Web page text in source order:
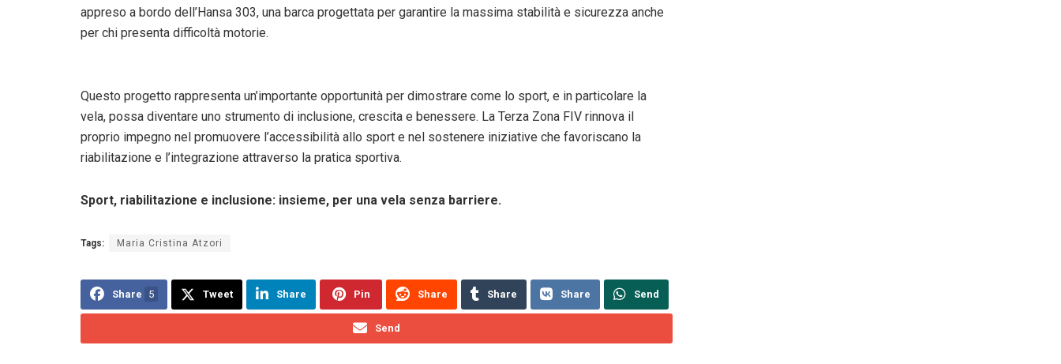
appreso a bordo dell’Hansa 303, una barca progettata per garantire la massima stabilità e sicurezza anche
per chi presenta difficoltà motorie.
Questo progetto rappresenta un’importante opportunità per dimostrare come lo sport, e in particolare la
vela, possa diventare uno strumento di inclusione, crescita e benessere. La Terza Zona FIV rinnova il
proprio impegno nel promuovere l’accessibilità allo sport e nel sostenere iniziative che favoriscano la
riabilitazione e l’integrazione attraverso la pratica sportiva.
Sport, riabilitazione e inclusione: insieme, per una vela senza barriere.
Tags: Maria Cristina Atzori
Share 5 Tweet Share Pin Share Share Share Send
Send